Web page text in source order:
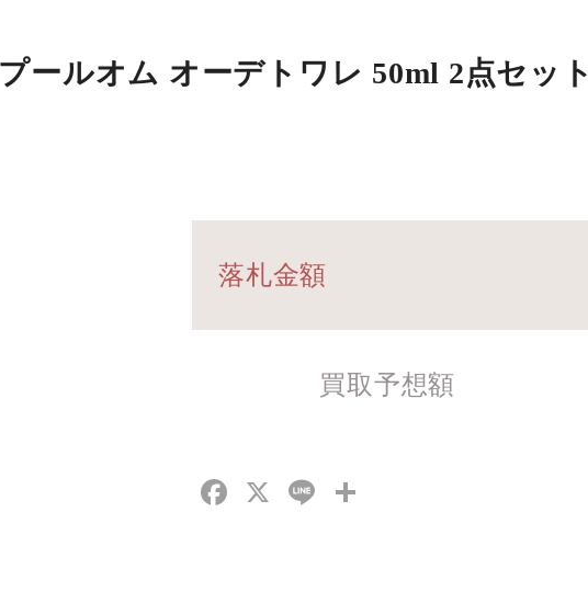
ールオム オーデトワレ 50ml 2点セット
落札金額
買取予想額
Facebook
X Line